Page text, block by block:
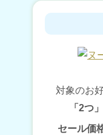
対象のお
「2つ」
セール価